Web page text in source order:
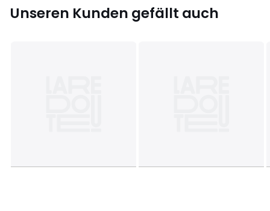
Unseren Kunden gefällt auch